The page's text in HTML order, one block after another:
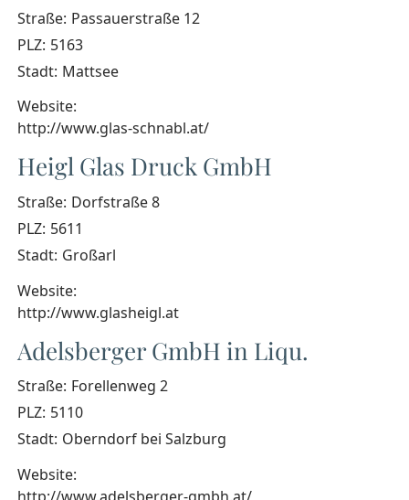
Straße: Passauerstraße 12
PLZ: 5163
Stadt: Mattsee
Website:
http://www.glas-schnabl.at/
Heigl Glas Druck GmbH
Straße: Dorfstraße 8
PLZ: 5611
Stadt: Großarl
Website:
http://www.glasheigl.at
Adelsberger GmbH in Liqu.
Straße: Forellenweg 2
PLZ: 5110
Stadt: Oberndorf bei Salzburg
Website: